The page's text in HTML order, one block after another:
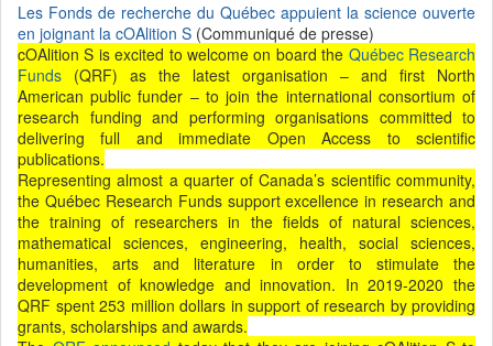
Les Fonds de recherche du Québec appuient la science ouverte
en joignant la cOAlition S (Communiqué de presse)
cOAlition S is excited to welcome on board the Québec Research
Funds (QRF) as the latest organisation – and first North
American public funder – to join the international consortium of
research funding and performing organisations committed to
delivering full and immediate Open Access to scientific
publications.
Representing almost a quarter of Canada’s scientific community,
the Québec Research Funds support excellence in research and
the training of researchers in the fields of natural sciences,
mathematical sciences, engineering, health, social sciences,
humanities, arts and literature in order to stimulate the
development of knowledge and innovation. In 2019-2020 the
QRF spent 253 million dollars in support of research by providing
grants, scholarships and awards.